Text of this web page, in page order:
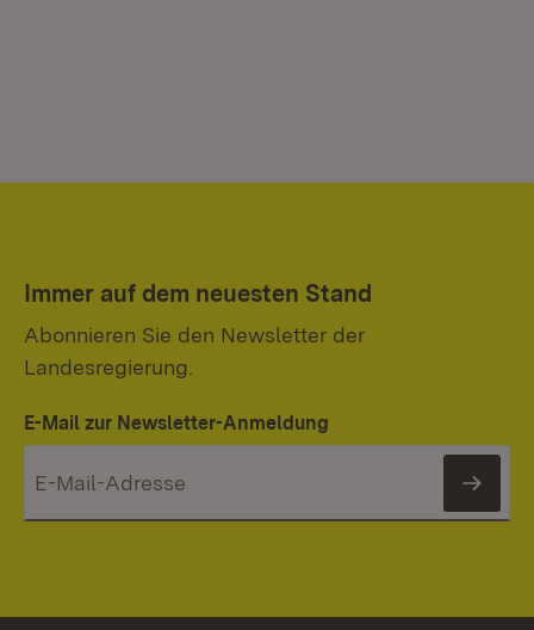
Immer auf dem neuesten Stand
Abonnieren Sie den Newsletter der
Landesregierung.
E-Mail zur Newsletter-Anmeldung